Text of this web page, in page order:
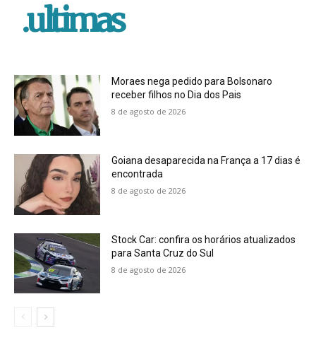
.ultimas
Moraes nega pedido para Bolsonaro
receber filhos no Dia dos Pais
8 de agosto de 2026
Goiana desaparecida na França a 17 dias é
encontrada
8 de agosto de 2026
Stock Car: confira os horários atualizados
para Santa Cruz do Sul
8 de agosto de 2026